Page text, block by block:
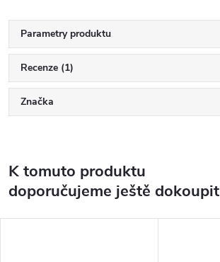
Parametry produktu
Recenze (1)
Značka
K tomuto produktu
doporučujeme ještě dokoupit